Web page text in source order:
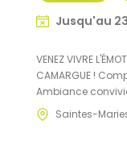
Jusqu'au
VENEZ VIVRE
CAMARGUE !
Ambiance
Saintes-